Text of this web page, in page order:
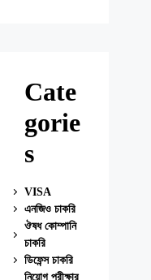
Cate
gorie
s
VISA
এনজিও চাকরি
ঔষধ কোম্পানি
চাকরি
ডিফেন্স চাকরি
নিয়োগ পরীক্ষার